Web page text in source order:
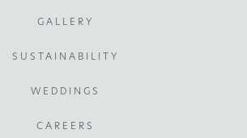
GALLERY
SUSTAINABILITY
WEDDINGS
CAREERS